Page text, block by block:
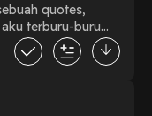
quotes,
terburu-buru
ramah itu
bahas.